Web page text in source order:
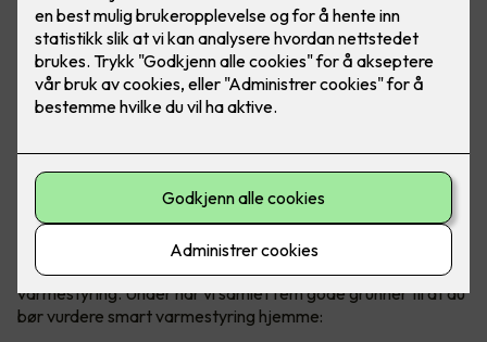
Uansett om du velger panelovner,varmekabler, varmefolie
eller varmematter,kan alt styres gjennom smart
varmestyring. Under har vi samlet fem gode grunner til at du
bør vurdere smart varmestyring hjemme: